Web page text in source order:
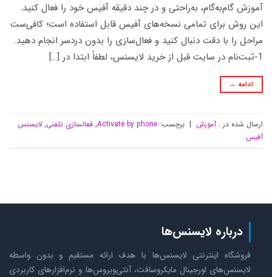
آموزش گام‌به‌گام، به‌راحتی و در چند دقیقه آفیس خود را فعال کنید.
این روش برای تمامی نسخه‌های آفیس قابل استفاده است؛ کافی‌ست
مراحل را با دقت دنبال کنید و فعال‌سازی را بدون دردسر انجام دهید.
1-ثبت‌نام در سایت قبل از خرید لایسنس، لطفاً ابتدا در […]
ادامه →
ارسال شده در : آموزش | برچسب: Activate by phone
, فعالسازی تلفنی, لایسنس
آفیس
درباره لایسنس‌ها
فروشگاه اینترنتی لایسنس‌ها با هدف ارائه مستقیم و بدون واسطه
لایسنس‌های اورجینال مایکروسافت، آنتی‌ویروس‌ها و نرم‌افزارهای کاربردی